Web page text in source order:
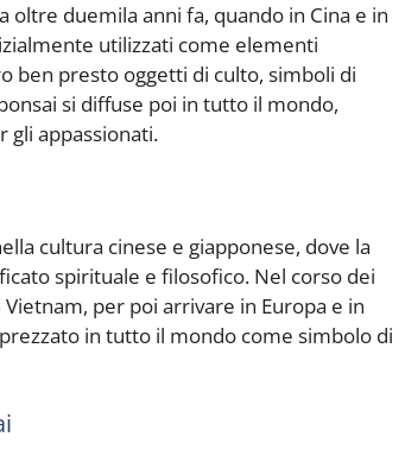
oltre duemila anni fa, quando in Cina e in
utilizzati come elementi
ben presto oggetti di culto, simboli di
si diffuse poi in tutto il mondo,
gli appassionati.
cultura cinese e giapponese, dove la
spirituale e filosofico. Nel corso dei
per poi arrivare in Europa e in
in tutto il mondo come simbolo di